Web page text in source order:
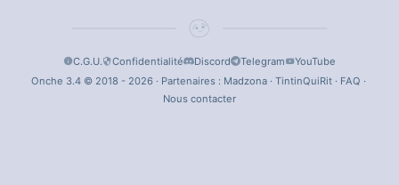
C.G.U. Confidentialité Discord Telegram
YouTube
Onche 3.4 © 2018 - 2026 · Partenaires : Madzona· TintinQuiRit· FAQ ·
Nous contacter